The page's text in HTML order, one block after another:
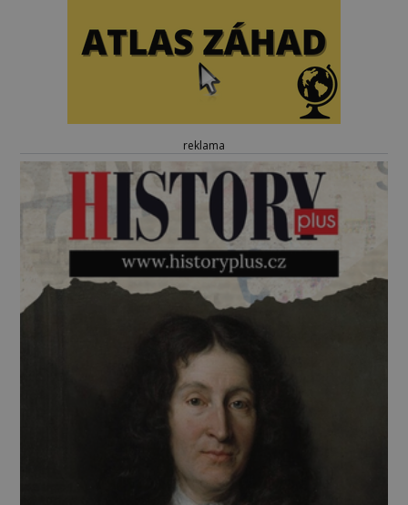
reklama